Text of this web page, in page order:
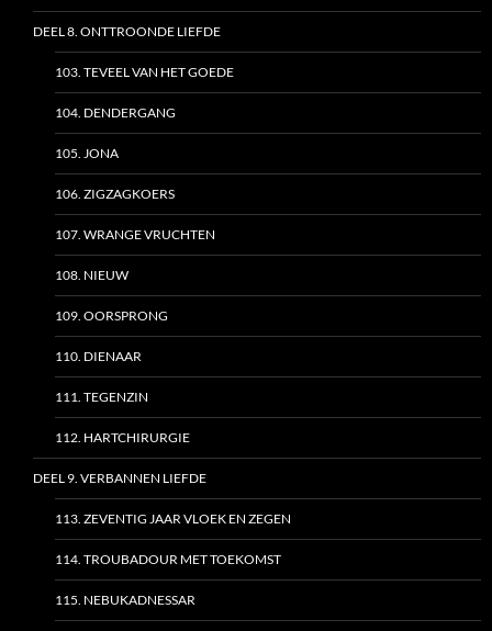
DEEL 8. ONTTROONDE LIEFDE
103. TEVEEL VAN HET GOEDE
104. DENDERGANG
105. JONA
106. ZIGZAGKOERS
107. WRANGE VRUCHTEN
108. NIEUW
109. OORSPRONG
110. DIENAAR
111. TEGENZIN
112. HARTCHIRURGIE
DEEL 9. VERBANNEN LIEFDE
113. ZEVENTIG JAAR VLOEK EN ZEGEN
114. TROUBADOUR MET TOEKOMST
115. NEBUKADNESSAR